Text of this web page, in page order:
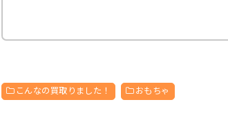
こんなの買取りました！ おもちゃ